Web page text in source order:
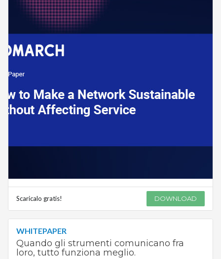
Scaricalo gratis! DOWNLOAD
WHITEPAPER
Quando gli strumenti comunicano fra
loro, tutto funziona meglio.